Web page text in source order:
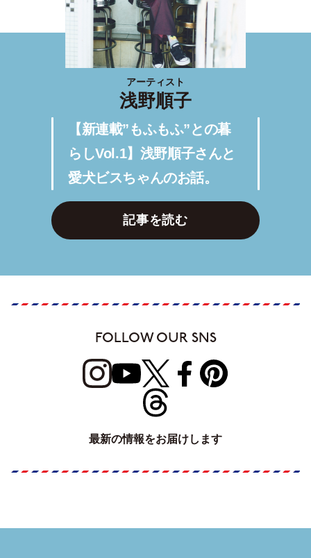
アーティスト
浅野順子
【新連載”もふもふ”との暮
らしVol.1】浅野順子さんと
愛犬ビスちゃんのお話。
記事を読む
FOLLOW OUR SNS
最新の情報をお届けします